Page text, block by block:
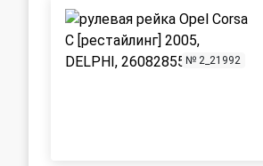
№ 2_21992